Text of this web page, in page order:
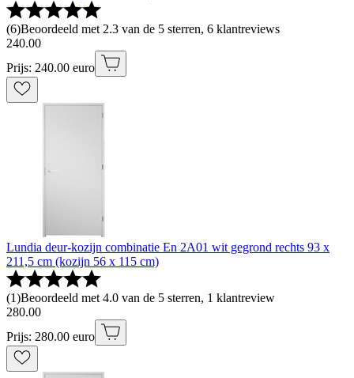
(6)Beoordeeld met 2.3 van de 5 sterren, 6 klantreviews
240.00
Prijs: 240.00 euro
Lundia deur-kozijn combinatie En 2A01 wit gegrond rechts 93 x
211,5 cm (kozijn 56 x 115 cm)
(1)Beoordeeld met 4.0 van de 5 sterren, 1 klantreview
280.00
Prijs: 280.00 euro